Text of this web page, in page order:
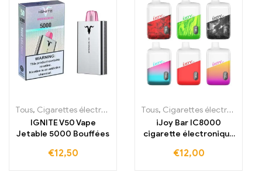
Tous, Cigarettes électroniques jetables ,Cigarettes électroniques
IGNITE V50 Vape
Jetable 5000 Bouffées
€12,50
Tous, Cigarettes électroniques jetables
iJoy Bar IC8000
cigarette électronique
bouffées
€12,00